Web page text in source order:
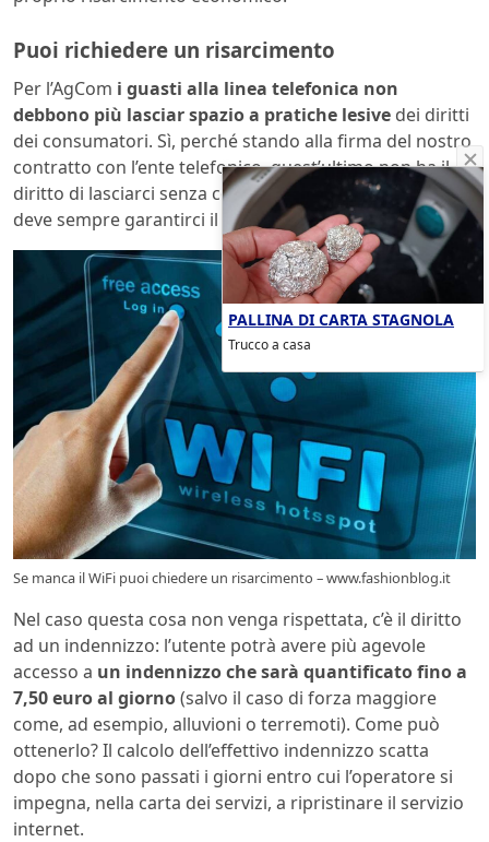
Puoi richiedere un risarcimento
Per l’AgCom i guasti alla linea telefonica non
debbono più lasciar spazio a pratiche lesive dei diritti
dei consumatori. Sì, perché stando alla firma del nostro
contratto con l’ente telefonico, quest’ultimo non ha il
diritto di lasciarci senza connessione o linea telefonica e
deve sempre garantirci il servizio.
Se manca il WiFi puoi chiedere un risarcimento – www.fashionblog.it
Nel caso questa cosa non venga rispettata, c’è il diritto
ad un indennizzo: l’utente potrà avere più agevole
accesso a un indennizzo che sarà quantificato fino a
7,50 euro al giorno(salvo il caso di forza maggiore
come, ad esempio, alluvioni o terremoti). Come può
ottenerlo? Il calcolo dell’effettivo indennizzo scatta
dopo che sono passati i giorni entro cui l’operatore si
impegna, nella carta dei servizi, a ripristinare il servizio
internet.
PALLINA DI CARTA STAGNOLA
Trucco a casa